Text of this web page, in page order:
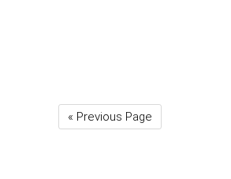
« Previous Page